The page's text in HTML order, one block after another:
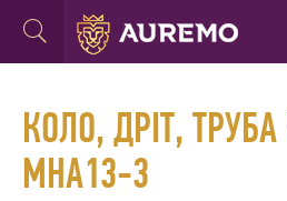
КОЛО, ДРІТ,
МНА13-3